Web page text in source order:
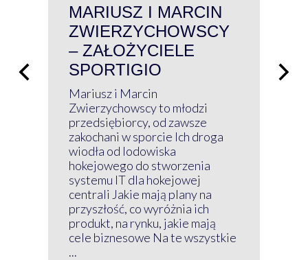
MARIUSZ I MARCIN
ZWIERZYCHOWSCY
– ZAŁOŻYCIELE
SPORTIGIO
Mariusz i Marcin
Zwierzychowscy to młodzi
przedsiębiorcy, od zawsze
zakochani w sporcie Ich droga
wiodła od lodowiska
hokejowego do stworzenia
systemu IT dla hokejowej
centrali Jakie mają plany na
przyszłość, co wyróżnia ich
produkt, na rynku, jakie mają
cele biznesowe Na te wszystkie
...